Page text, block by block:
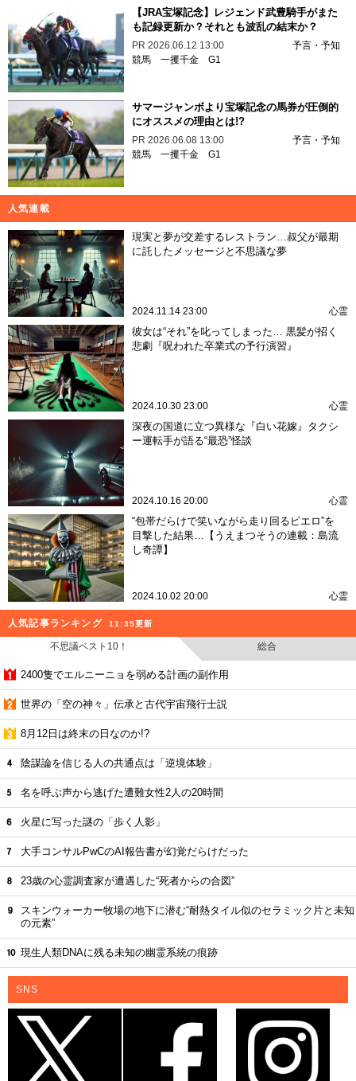
【JRA宝塚記念】レジェンド武豊騎手がまた
も記録更新か？それとも波乱の結末か？
PR 2026.06.12 13:00
予言・予知
競馬 一攫千金 G1
サマージャンボより宝塚記念の馬券が圧倒的
にオススメの理由とは!?
PR 2026.06.08 13:00
予言・予知
競馬 一攫千金 G1
人気連載
現実と夢が交差するレストラン…叔父が最期
に託したメッセージと不思議な夢
2024.11.14 23:00 心霊
彼女は“それ”を叱ってしまった… 黒髪が招く
悲劇『呪われた卒業式の予行演習』
2024.10.30 23:00 心霊
深夜の国道に立つ異様な『白い花嫁』タクシ
ー運転手が語る“最恐”怪談
2024.10.16 20:00 心霊
“包帯だらけで笑いながら走り回るピエロ”を
目撃した結果…【うえまつそうの連載：島流
し奇譚】
2024.10.02 20:00 心霊
人気記事ランキング 11:35更新
不思議ベスト10！ 総合
2400隻でエルニーニョを弱める計画の副作用
世界の「空の神々」伝承と古代宇宙飛行士説
8月12日は終末の日なのか!?
陰謀論を信じる人の共通点は「逆境体験」
名を呼ぶ声から逃げた遭難女性2人の20時間
火星に写った謎の「歩く人影」
大手コンサルPwCのAI報告書が幻覚だらけだった
23歳の心霊調査家が遭遇した“死者からの合図”
スキンウォーカー牧場の地下に潜む“耐熱タイル似のセラミック片と未知
の元素”
現生人類DNAに残る未知の幽霊系統の痕跡
SNS